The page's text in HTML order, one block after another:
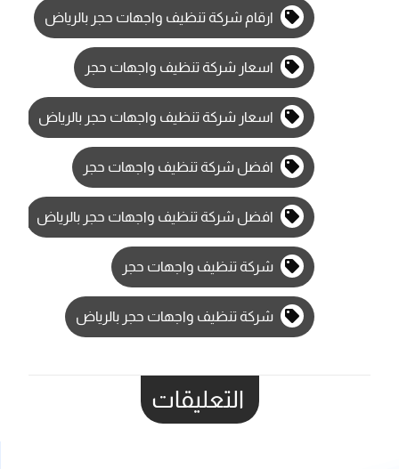
ارقام شركة تنظيف واجهات حجر بالرياض
اسعار شركة تنظيف واجهات حجر
اسعار شركة تنظيف واجهات حجر بالرياض
افضل شركة تنظيف واجهات حجر
افضل شركة تنظيف واجهات حجر بالرياض
شركة تنظيف واجهات حجر
شركة تنظيف واجهات حجر بالرياض
التعليقات